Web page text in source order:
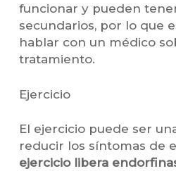
funcionar y pueden
secundarios, por lo que
hablar con un médico
tratamiento.
Ejercicio
El ejercicio puede ser
reducir los síntomas de
ejercicio libera